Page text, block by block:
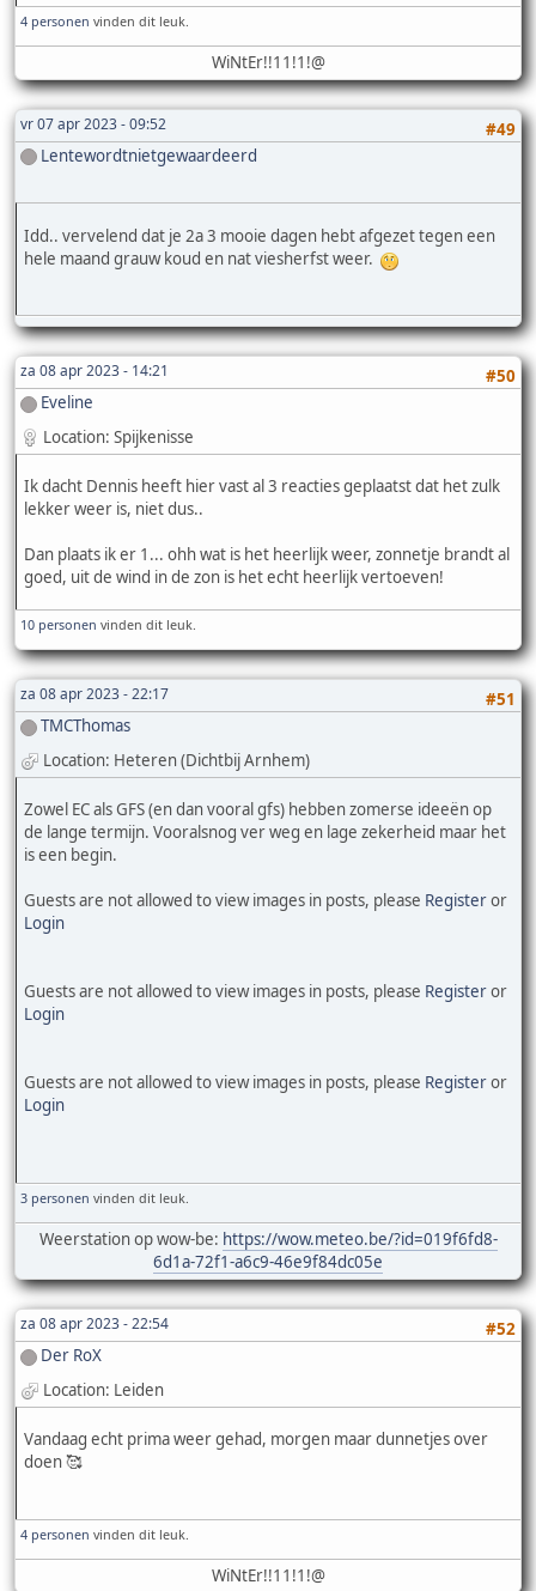
4 personen vinden dit leuk.
WiNtEr!!11!1!@
vr 07 apr 2023 - 09:52
#49
Lentewordtnietgewaardeerd
Idd.. vervelend dat je 2a 3 mooie dagen hebt afgezet tegen een
hele maand grauw koud en nat viesherfst weer.
za 08 apr 2023 - 14:21
#50
Eveline
Location: Spijkenisse
Ik dacht Dennis heeft hier vast al 3 reacties geplaatst dat het zulk
lekker weer is, niet dus..
Dan plaats ik er 1... ohh wat is het heerlijk weer, zonnetje brandt al
goed, uit de wind in de zon is het echt heerlijk vertoeven!
10 personen vinden dit leuk.
za 08 apr 2023 - 22:17
#51
TMCThomas
Location: Heteren (Dichtbij Arnhem)
Zowel EC als GFS (en dan vooral gfs) hebben zomerse ideeën op
de lange termijn. Vooralsnog ver weg en lage zekerheid maar het
is een begin.
Guests are not allowed to view images in posts, please Registeror
Login
Guests are not allowed to view images in posts, please Registeror
Login
Guests are not allowed to view images in posts, please Registeror
Login
3 personen vinden dit leuk.
Weerstation op wow-be: https://wow.meteo.be/?id=019f6fd8-
6d1a-72f1-a6c9-46e9f84dc05e
za 08 apr 2023 - 22:54
#52
Der RoX
Location: Leiden
Vandaag echt prima weer gehad, morgen maar dunnetjes over
doen 🥰
4 personen vinden dit leuk.
WiNtEr!!11!1!@